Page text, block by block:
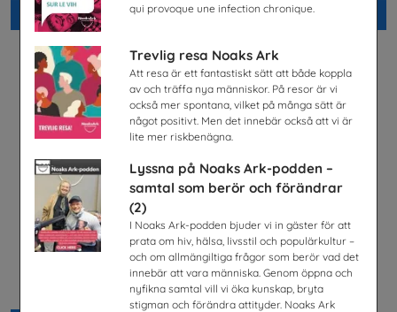
qui provoque une infection chronique.
Trevlig resa Noaks Ark
Att resa är ett fantastiskt sätt att både koppla
av och träffa nya människor. På resor är vi
också mer spontana, vilket på många sätt är
något positivt. Men det innebär också att vi är
lite mer riskbenägna.
Lyssna på Noaks Ark-podden –
samtal som berör och förändrar
(2)
I Noaks Ark-podden bjuder vi in gäster för att
prata om hiv, hälsa, livsstil och populärkultur –
och om allmängiltiga frågor som berör vad det
innebär att vara människa. Genom öppna och
nyfikna samtal vill vi öka kunskap, bryta
stigman och förändra attityder. Noaks Ark
Beställ 0kr Beställ 0kr
Lätta trycket MINI
Hej främling Sverige